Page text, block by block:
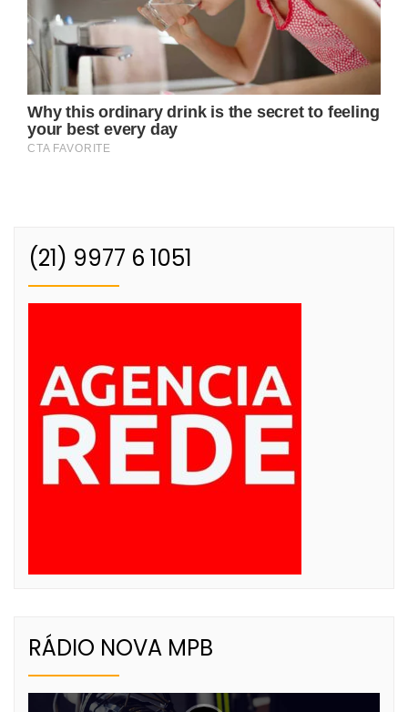
(21) 9977 6 1051
RÁDIO NOVA MPB